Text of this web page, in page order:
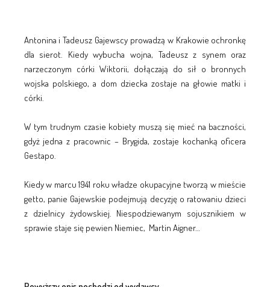
Antonina i Tadeusz Gajewscy prowadzą w Krakowie ochronkę
dla sierot. Kiedy wybucha wojna, Tadeusz z synem oraz
narzeczonym córki Wiktorii, dołączają do sił o bronnych
wojska polskiego, a dom dziecka zostaje na głowie matki i
córki.
W tym trudnym czasie kobiety muszą się mieć na baczności,
gdyż jedna z pracownic – Brygida, zostaje kochanką oficera
Gestapo.
Kiedy w marcu 1941 roku władze okupacyjne tworzą w mieście
getto, panie Gajewskie podejmują decyzję o ratowaniu dzieci
z dzielnicy żydowskiej. Niespodziewanym sojusznikiem w
sprawie staje się pewien Niemiec, Martin Aigner…